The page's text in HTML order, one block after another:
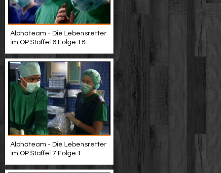
Alphateam - Die Lebensretter
im OP Staffel 6 Folge 18
Alphateam - Die Lebensretter
im OP Staffel 7 Folge 1